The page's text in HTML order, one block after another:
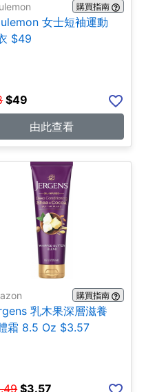
購買指南
女士短袖運動
$49
$49
由此查看
購買指南
乳木果深層滋養
霜 8.5 Oz $3.57
$3.57